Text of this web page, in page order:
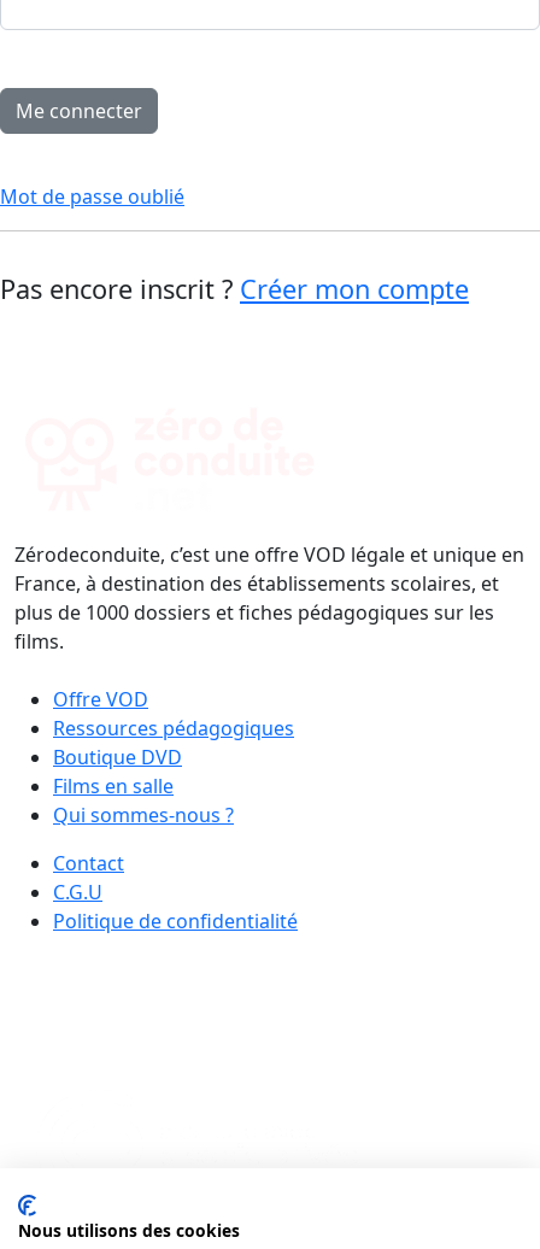
Mot de passe oublié
Pas encore inscrit ? Créer mon compte
Zérodeconduite, c’est une offre VOD légale et unique en
France, à destination des établissements scolaires, et
plus de 1000 dossiers et fiches pédagogiques sur les
films.
Offre VOD
Ressources pédagogiques
Boutique DVD
Films en salle
Qui sommes-nous ?
Contact
C.G.U
Politique de confidentialité
Nous utilisons des cookies